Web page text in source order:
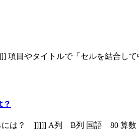
目やタイトルで「セルを結合して
？
には？ ]]]]] A列 B列 国語 80 算